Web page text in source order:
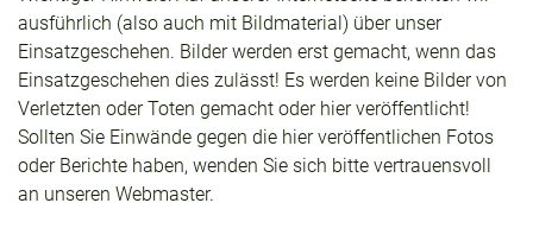
ausführlich (also auch mit Bildmaterial) über unser
Einsatzgeschehen. Bilder werden erst gemacht, wenn das
Einsatzgeschehen dies zulässt! Es werden keine Bilder von
Verletzten oder Toten gemacht oder hier veröffentlicht!
Sollten Sie Einwände gegen die hier veröffentlichen Fotos
oder Berichte haben, wenden Sie sich bitte vertrauensvoll
an unseren Webmaster.